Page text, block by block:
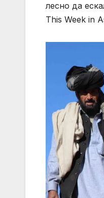
лесно да
This Week in